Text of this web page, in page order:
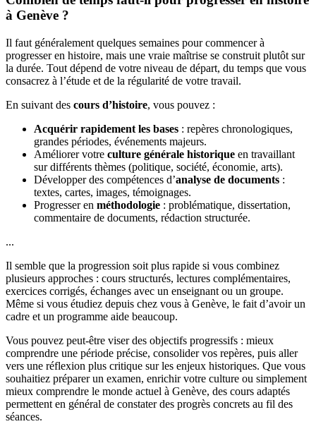
à Genève ?
Il faut généralement quelques semaines pour commencer à
progresser en histoire, mais une vraie maîtrise se construit plutôt sur
la durée. Tout dépend de votre niveau de départ, du temps que vous
consacrez à l’étude et de la régularité de votre travail.
En suivant des cours d’histoire, vous pouvez :
Acquérir rapidement les bases : repères chronologiques,
grandes périodes, événements majeurs.
Améliorer votre culture générale historique en travaillant
sur différents thèmes (politique, société, économie, arts).
Développer des compétences d’analyse de documents :
textes, cartes, images, témoignages.
Progresser en méthodologie : problématique, dissertation,
commentaire de documents, rédaction structurée.
...
Il semble que la progression soit plus rapide si vous combinez
plusieurs approches : cours structurés, lectures complémentaires,
exercices corrigés, échanges avec un enseignant ou un groupe.
Même si vous étudiez depuis chez vous à Genève, le fait d’avoir un
cadre et un programme aide beaucoup.
Vous pouvez peut-être viser des objectifs progressifs : mieux
comprendre une période précise, consolider vos repères, puis aller
vers une réflexion plus critique sur les enjeux historiques. Que vous
souhaitiez préparer un examen, enrichir votre culture ou simplement
mieux comprendre le monde actuel à Genève, des cours adaptés
permettent en général de constater des progrès concrets au fil des
séances.